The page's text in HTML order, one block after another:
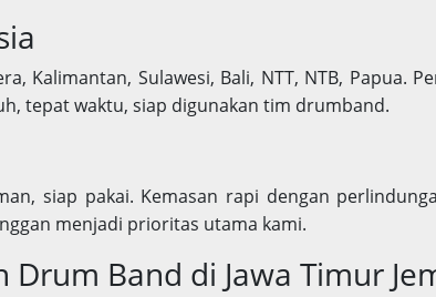
Kalimantan, Sulawesi, Bali, NTT, NTB, Papua.
tepat waktu, siap digunakan tim drumband.
siap pakai. Kemasan rapi dengan
menjadi prioritas utama kami.
Drum Band di Jawa Timur